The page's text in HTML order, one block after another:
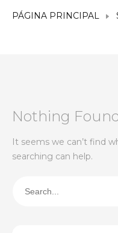
PÁGINA PRINCIPAL
Nothing
It seems we can’t find
searching can help.